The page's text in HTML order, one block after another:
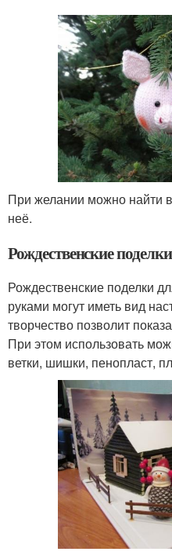
При желании можно найти
неё.
Рождественские
Рождественские поделки
руками могут иметь вид
творчество позволит
При этом использовать
ветки, шишки, пенопласт,